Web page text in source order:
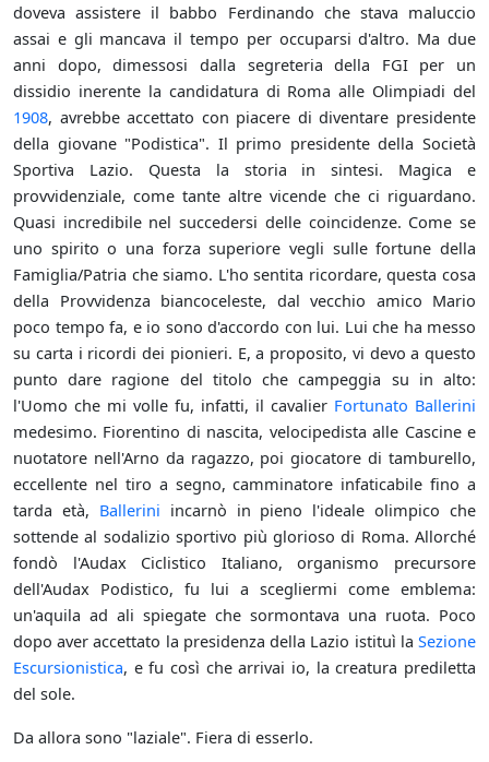
doveva assistere il babbo Ferdinando che stava maluccio
assai e gli mancava il tempo per occuparsi d'altro. Ma due
anni dopo, dimessosi dalla segreteria della FGI per un
dissidio inerente la candidatura di Roma alle Olimpiadi del
1908, avrebbe accettato con piacere di diventare presidente
della giovane "Podistica". Il primo presidente della Società
Sportiva Lazio. Questa la storia in sintesi. Magica e
provvidenziale, come tante altre vicende che ci riguardano.
Quasi incredibile nel succedersi delle coincidenze. Come se
uno spirito o una forza superiore vegli sulle fortune della
Famiglia/Patria che siamo. L'ho sentita ricordare, questa cosa
della Provvidenza biancoceleste, dal vecchio amico Mario
poco tempo fa, e io sono d'accordo con lui. Lui che ha messo
su carta i ricordi dei pionieri. E, a proposito, vi devo a questo
punto dare ragione del titolo che campeggia su in alto:
l'Uomo che mi volle fu, infatti, il cavalier Fortunato Ballerini
medesimo. Fiorentino di nascita, velocipedista alle Cascine e
nuotatore nell'Arno da ragazzo, poi giocatore di tamburello,
eccellente nel tiro a segno, camminatore infaticabile fino a
tarda età, Ballerini incarnò in pieno l'ideale olimpico che
sottende al sodalizio sportivo più glorioso di Roma. Allorché
fondò l'Audax Ciclistico Italiano, organismo precursore
dell'Audax Podistico, fu lui a scegliermi come emblema:
un'aquila ad ali spiegate che sormontava una ruota. Poco
dopo aver accettato la presidenza della Lazio istituì la Sezione
Escursionistica, e fu così che arrivai io, la creatura prediletta
del sole.
Da allora sono "laziale". Fiera di esserlo.